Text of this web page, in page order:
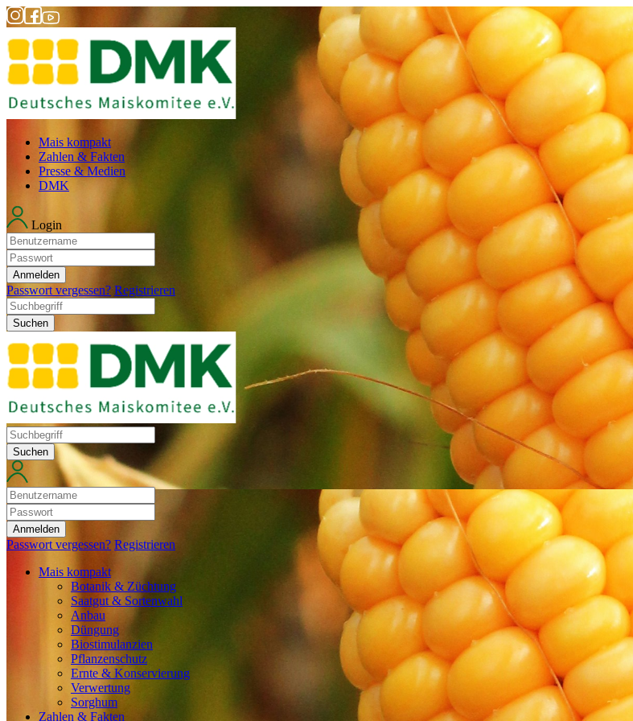
Mais kompakt
Zahlen & Fakten
Presse & Medien
DMK
Login
Anmelden
Passwort vergessen? Registrieren
Suchen
Suchen
Anmelden
Passwort vergessen? Registrieren
Mais kompakt
Botanik & Züchtung
Saatgut & Sortenwahl
Anbau
Düngung
Biostimulanzien
Pflanzenschutz
Ernte & Konservierung
Verwertung
Sorghum
Zahlen & Fakten